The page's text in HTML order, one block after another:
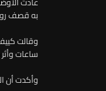
به قصف
وقالت
ساعات
وأكدت أن